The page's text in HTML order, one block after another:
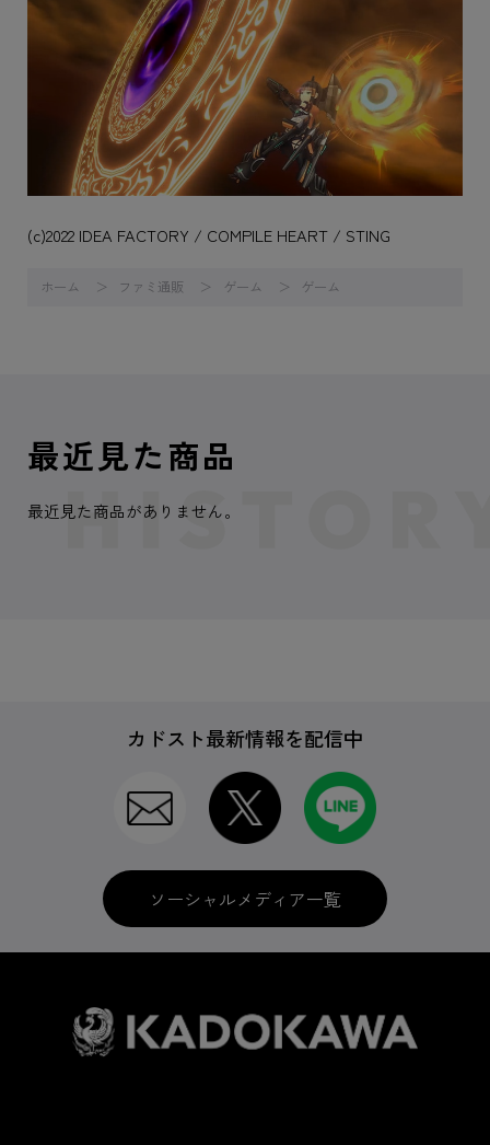
(c)2022 IDEA FACTORY / COMPILE HEART / STING
ホーム ファミ通販 ゲーム ゲーム
最近見た商品
最近見た商品がありません。
カドスト最新情報を配信中
ソーシャルメディア一覧